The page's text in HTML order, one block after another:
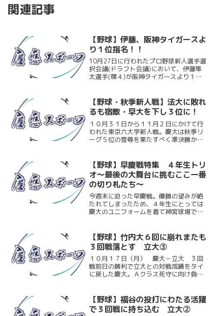
関連記事
【野球】伊藤、阪神タイガースよ
り１位指名！！
10月27日に行われたプロ野球新人選手選
択会議(ドラフト会議)において、伊藤隼
太選手(環４)が阪神タイガースより１順
伝えしたいと思います。
【野球・秋季新人戦】法大に敗れ
るも宿敵・早大を下し３位に！
１０月３１日から１１月２日にかけて行
われた東京六大学新人戦。慶大は秋季リ
ーグ５位の雪辱を果たすべく準決勝から
け。３位決定戦に回ることになった。そ
して法大に敗北し、迎えた...
【野球】早慶戦特集 ４年生トリ
オ～最後の大舞台に挑むここ一番
の切り札たち～
今週末に迫った早慶戦。優勝の望みが絶
たれてしまったため、４年生にとっては
慶大のユニフォームを着て神宮球場でプ
４）、西野（文４）の４年生３人に慶大
での４年間、最後の早慶戦...
【野球】竹内大６回に崩れまたも
３回戦落とす 立大③
１０月１７日（月） 慶大－立大 ３回
戦前日の勝利で立大との対戦成績をタイ
に戻した慶大。Ａクラス死守に向け負け
制、幸先の良いスタートを切る。しかし
６回にその竹内大が突如崩れ...
【野球】福谷の投打にわたる活躍
で３回戦に持ち込む 立大②